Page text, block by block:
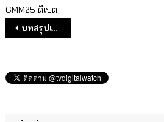
GMM25 ดีเบต
แนะแนวเรื่อง
บทสรุปเรตติ้ง The Voice 2018 เพิ่มฐานคนดูผู้หญิงช่องพีพีทีวี